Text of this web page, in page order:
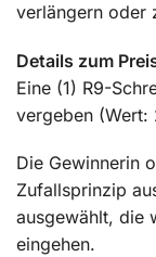
verlängern oder
Details zum
Eine (1) R9-
vergeben (Wert:
Die Gewinnerin
Zufallsprinzip
ausgewählt, die
eingehen.